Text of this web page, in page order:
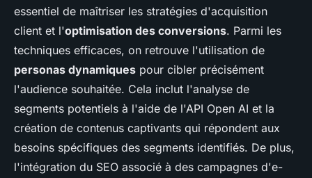
essentiel de maîtriser les stratégies d'acquisition
client et l'optimisation des conversions. Parmi les
techniques efficaces, on retrouve l'utilisation de
personas dynamiques pour cibler précisément
l'audience souhaitée. Cela inclut l'analyse de
segments potentiels à l'aide de l'API Open AI et la
création de contenus captivants qui répondent aux
besoins spécifiques des segments identifiés. De plus,
l'intégration du SEO associé à des campagnes d'e-